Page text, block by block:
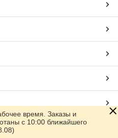
Satu.kz
время. Заказы и
с 10:00 ближайшего